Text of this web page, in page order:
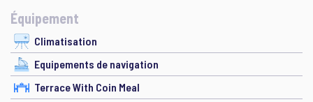
Équipement
Climatisation
Equipements de navigation
Terrace With Coin Meal